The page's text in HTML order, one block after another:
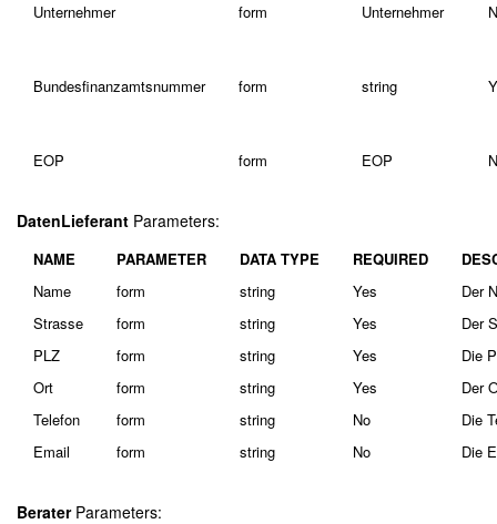
Unternehmer form Unternehmer
Bundesfinanzamtsnummer form string
EOP form EOP
DatenLieferant Parameters:
NAME PARAMETER DATA TYPE REQUIRED
Name
form string Yes
Der
Strasse
form string Yes
Der
PLZ
form string Yes
Die
Ort
form string Yes
Der
Telefon
form string No
Die
Email
form string No Die
BeraterParameters: